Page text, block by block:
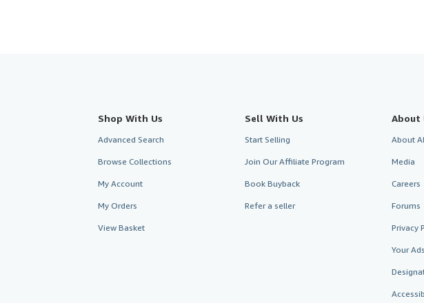
Shop With Us
Advanced Search
Browse Collections
My Account
My Orders
View Basket
Sell With Us
Start Selling
Join Our Affiliate Program
Book Buyback
Refer a seller
About
About
Media
Careers
Forums
Privacy
Your